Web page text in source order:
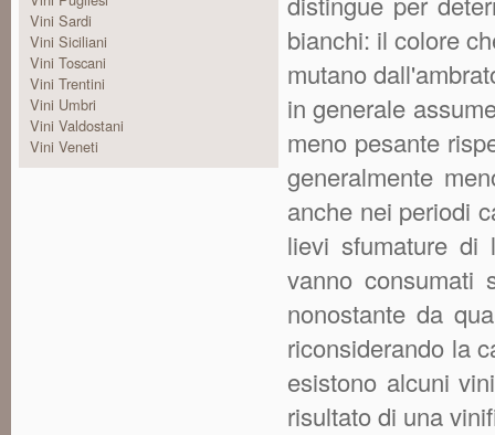
Vini Sardi
Vini Siciliani
Vini Toscani
Vini Trentini
Vini Umbri
Vini Valdostani
Vini Veneti
bianchi: il colore
mutano
in generale
meno pesante
generalmente
anche nei periodi
lievi sfumature di
vanno consumati
nonostante da
riconsiderando la
esistono alcuni
risultato di una